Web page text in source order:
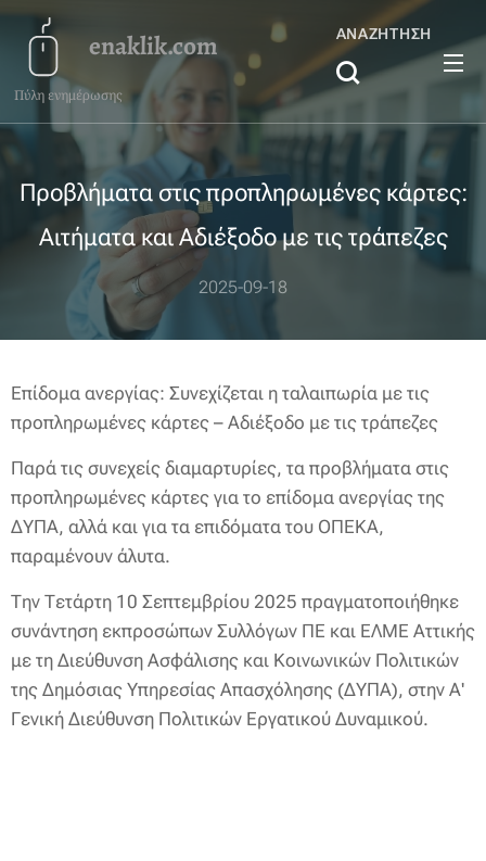
enaklik.com
Πύλη ενημέρωσης
ΑΝΑΖΉΤΗΣΗ
Προβλήματα στις προπληρωμένες κάρτες:
Αιτήματα και Αδιέξοδο με τις τράπεζες
2025-09-18
Επίδομα ανεργίας: Συνεχίζεται η ταλαιπωρία με τις
προπληρωμένες κάρτες – Αδιέξοδο με τις τράπεζες
Παρά τις συνεχείς διαμαρτυρίες, τα προβλήματα στις
προπληρωμένες κάρτες για το επίδομα ανεργίας της
ΔΥΠΑ, αλλά και για τα επιδόματα του ΟΠΕΚΑ,
παραμένουν άλυτα.
Την Τετάρτη 10 Σεπτεμβρίου 2025 πραγματοποιήθηκε
συνάντηση εκπροσώπων Συλλόγων ΠΕ και ΕΛΜΕ Αττικής
με τη Διεύθυνση Ασφάλισης και Κοινωνικών Πολιτικών
της Δημόσιας Υπηρεσίας Απασχόλησης (ΔΥΠΑ), στην Α'
Γενική Διεύθυνση Πολιτικών Εργατικού Δυναμικού.